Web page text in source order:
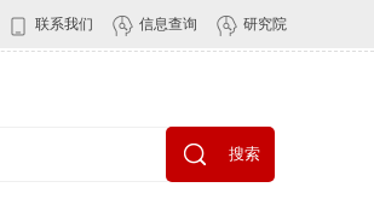
联系我们 信息查询 研究院
搜索